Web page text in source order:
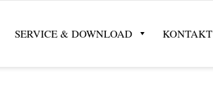
SERVICE & DOWNLOAD KONTAKT